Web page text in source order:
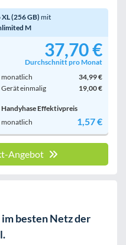
(256 GB) mit
M
37,70 €
Durchschnitt pro Monat
monatlich
34,99 €
Gerät einmalig
19,00 €
Handyhase Effektivpreis
monatlich
1,57 €
Angebot
besten Netz der